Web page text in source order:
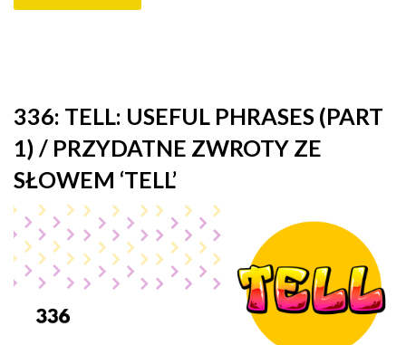
336: TELL: USEFUL PHRASES (PART
1) / PRZYDATNE ZWROTY ZE
SŁOWEM ‘TELL’